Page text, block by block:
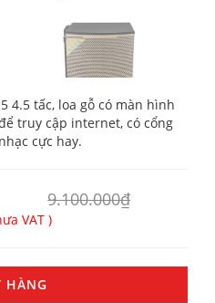
4.5 tấc, loa gỗ có màn hình
truy cập internet, có cổng
cực hay.
9.100.000₫
VAT )
HÀNG